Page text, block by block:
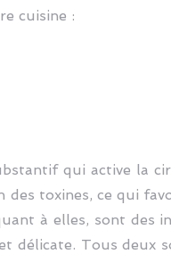
cuisine :
qui active la
toxines, ce qui
à elles, sont des
délicate. Tous deux